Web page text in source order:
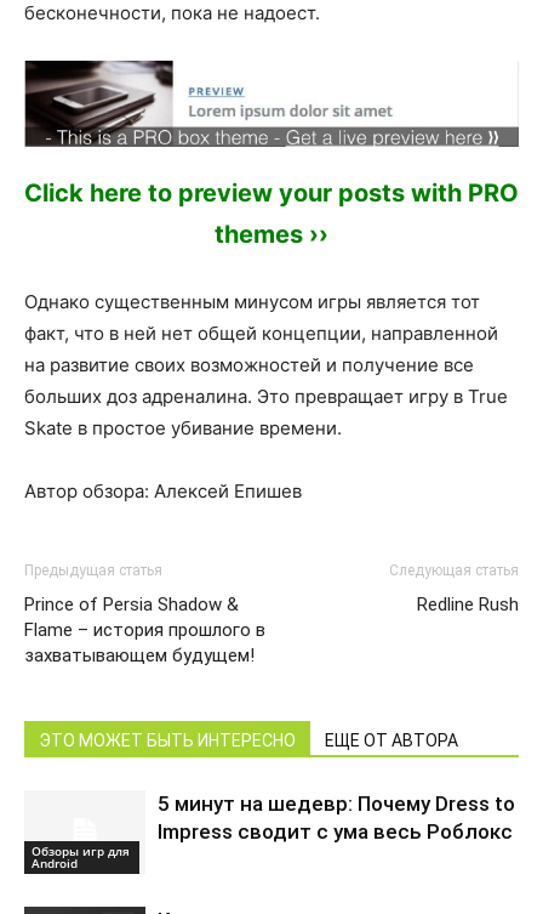
бесконечности, пока не надоест.
Click here to preview your posts with PRO
themes ››
Однако существенным минусом игры является тот
факт, что в ней нет общей концепции, направленной
на развитие своих возможностей и получение все
больших доз адреналина. Это превращает игру в True
Skate в простое убивание времени.
Автор обзора: Алексей Епишев
Предыдущая статья
Prince of Persia Shadow &
Flame – история прошлого в
захватывающем будущем!
Следующая статья
Redline Rush
ЭТО МОЖЕТ БЫТЬ ИНТЕРЕСНО ЕЩЕ ОТ АВТОРА
Обзоры игр для
Android
5 минут на шедевр: Почему Dress to
Impress сводит с ума весь Роблокс